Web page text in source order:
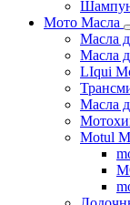
Мото Масла
Масла
Масла
LIqui
Масла
Motul